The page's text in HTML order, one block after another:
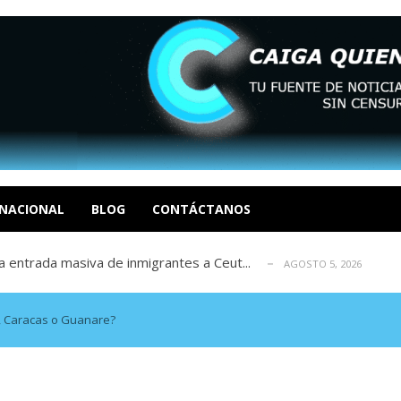
BLOG CONTÁCTANOS
I por la libertad inmediata de l... AGOSTO 5, 2026
revisión de su solicitud de l... AGOSTO 5, 2026
según ONG AGOSTO 5, 2026
entrada masiva de inmigrantes a Ceut...
La tragedia de Venezuela no admi... AGOSTO 5, 2026
I por la libertad inmediata de l... AGOSTO 5, 2026
revisión de su solicitud de l...
según ONG AGOSTO 5, 2026
o Guanare?